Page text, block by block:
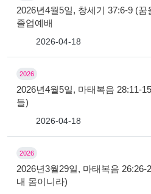
2026년4월5일, 창세기 37:6-9 (
졸업예배
2026-04-18
2026
2026년4월5일, 마태복음 28:11-
들)
2026-04-18
2026
2026년3월29일, 마태복음
내 몸이니라)